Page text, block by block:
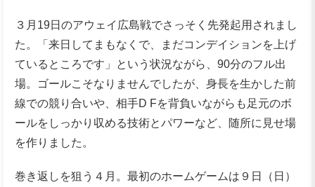
３月19日のアウェイ広島戦でさっそく先発起用されまし
た。「来日してまもなくで、まだコンデイションを上げ
ているところです」という状況ながら、90分のフル出
場。ゴールこそなりませんでしたが、身長を生かした前
線での競り合いや、相手D Fを背負いながらも足元のボ
ールをしっかり収める技術とパワーなど、随所に見せ場
を作りました。
巻き返しを狙う４月。最初のホームゲームは９日（日）